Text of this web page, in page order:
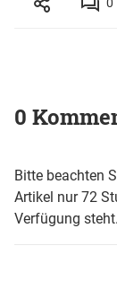
0
Bitte beachten
Artikel nur 72
Verfügung steht.